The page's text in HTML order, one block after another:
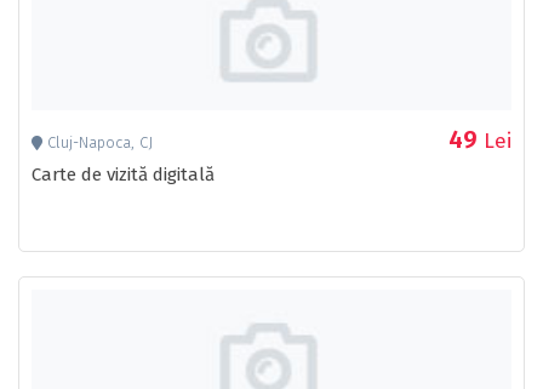
Cluj-Napoca, CJ 49 Lei
Carte de vizită digitală